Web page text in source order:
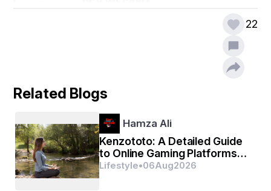
विश्व बाल श्रम निषेध दिवस का इतिहास
22
Related Blogs
Hamza Ali
Kenzototo: A Detailed Guide
to Online Gaming Platforms
and Digital Entertainment
Lifestyle•06Aug2026